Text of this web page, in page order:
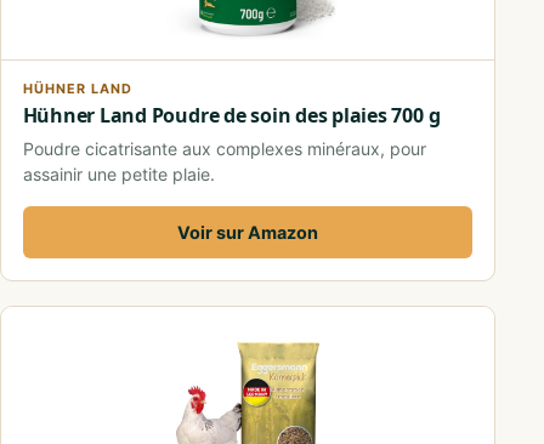
HÜHNER LAND
Hühner Land Poudre de soin des plaies 700 g
Poudre cicatrisante aux complexes minéraux, pour
assainir une petite plaie.
Voir sur Amazon